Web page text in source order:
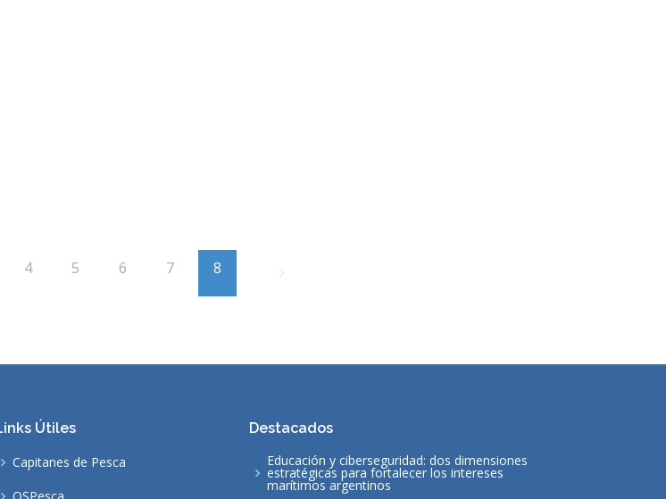
4 5 6 7 8
Útiles
Capitanes de Pesca
Destacados
Educación y ciberseguridad: dos dimensiones
estratégicas para fortalecer los intereses
marítimos argentinos